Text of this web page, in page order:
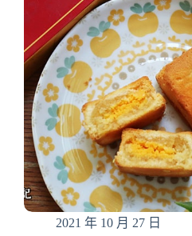
送
禮
自
用
兩
相
宜/
團
體
宅
配
蛋
捲』
喜
年
來
新
上
市
新
年
禮
盒/
蛋
捲
2021 年 10 月 27 日